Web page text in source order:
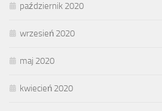
październik 2020
wrzesień 2020
maj 2020
kwiecień 2020